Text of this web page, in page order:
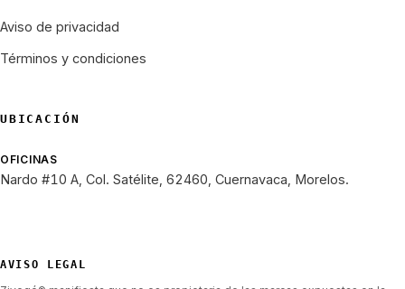
Aviso de privacidad
Términos y condiciones
UBICACIÓN
OFICINAS
Nardo #10 A, Col. Satélite, 62460, Cuernavaca, Morelos.
AVISO LEGAL